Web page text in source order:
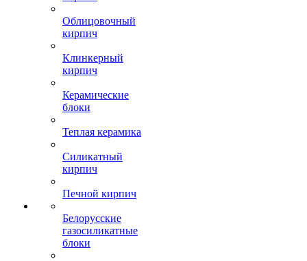
Облицовочный
кирпич
Клинкерный
кирпич
Керамические
блоки
Теплая керамика
Силикатный
кирпич
Печной кирпич
Белорусские
газосиликатные
блоки